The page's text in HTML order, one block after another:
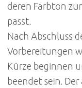
deren Farbton
passt.
Nach Abschluss
Vorbereitungen
Kürze beginnen
beendet sein.